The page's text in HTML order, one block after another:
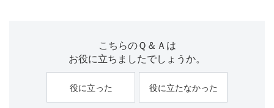
こちらのＱ＆Ａは
お役に立ちましたでしょうか。
役に立った 役に立たなかった